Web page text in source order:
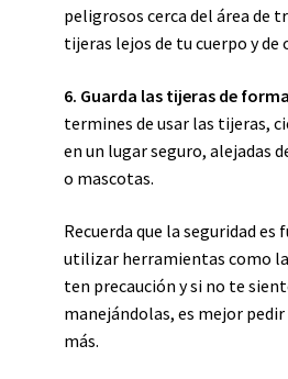
peligrosos cerca del área de
tijeras lejos de tu cuerpo y de
6. Guarda las tijeras de
termines de usar las tijeras,
en un lugar seguro, alejadas
o mascotas.
Recuerda que la seguridad
utilizar herramientas como
ten precaución y si no te
manejándolas, es mejor pedir
más.